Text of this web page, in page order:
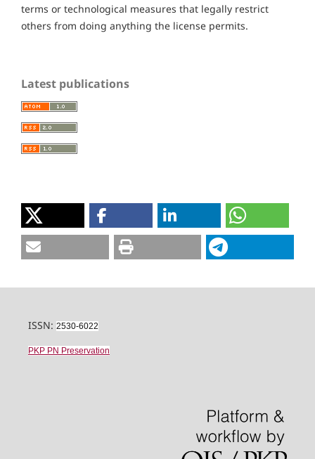
terms or technological measures that legally restrict
others from doing anything the license permits.
Latest publications
ISSN: 2530-6022
PKP PN Preservation